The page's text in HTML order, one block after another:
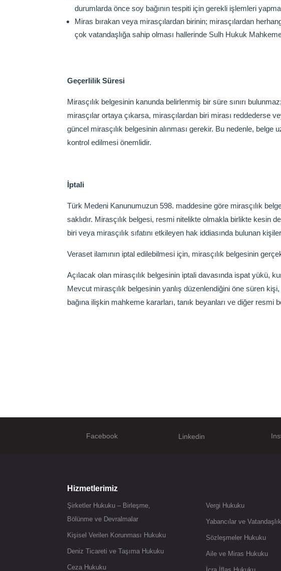
durumlarda önce soy bağının tespiti için gerekli işlemleri
Miras bırakan veya mirasçılardan birinin; mirasçılardan
çok vatandaşlığa sahip olması hallerinde Sulh Hukuk
Geçerlilik Süresi
Mirasçılık belgesinin kanunda belirlenmiş bir süre sınırı
mirasçılar ortaya çıkarsa, mirasçılardan biri mirası reddederse
güncel mirasçılık belgesinin alınması gerekir. Bu nedenle,
kontrol edilmesi önemlidir.
İptali
Türk Medeni Kanunumuzun 598. maddesine göre mirasçılık
saklıdır. Mirasçılık belgesi, resmi nitelikte olmakla birlikte kesin
biri veya mirasçılık sıfatını etkileyen hak iddiasında bulunan
Veraset ilamının iptal edilebilmesi için, mirasçılık belgesinin
Açılacak olan mirasçılık belgesinin iptali davasında ispat yükü,
Mevcut mirasçılık belgesinin yanlış düzenlendiğini öne süren
bağına ilişkin mahkeme kararları, tanık beyanları ve diğer resmi
Facebook Linkedin
Hizmetlerimiz
Şirketler Hukuku – Birleşme,
Bölünme ve Devralmalar
Kişisel Verilen Korunması Hukuku
Deniz Ticareti ve Taşıma Hukuku
Ceza Hukuku
Vergi Hukuku
Yabancılar ve
Sözleşmeler Hukuku
Aile ve Miras Hukuku